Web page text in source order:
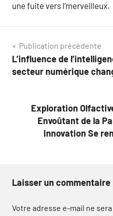
une fuite vers l’merveilleux.
Navigation
de
Publication précédente
L’influence de
secteur numérique
Exploration
Envoûtant de la
Innovation Se
Laisser un commentaire
Votre adresse e-mail ne sera